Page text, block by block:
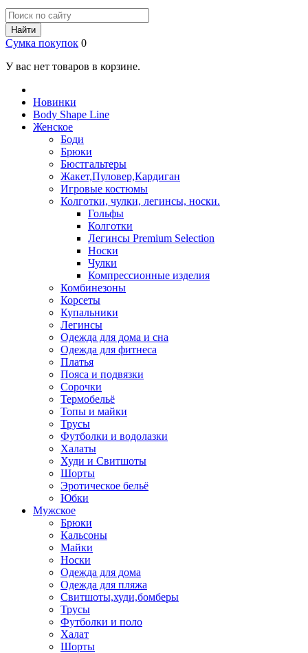
Найти
Сумка покупок 0
У вас нет товаров в корзине.
Новинки
Body Shape Line
Женское
Боди
Брюки
Бюстгальтеры
Жакет,Пуловер,Кардиган
Игровые костюмы
Колготки, чулки, легинсы, носки.
Гольфы
Колготки
Легинсы Premium Selection
Носки
Чулки
Компрессионные изделия
Комбинезоны
Корсеты
Купальники
Легинсы
Одежда для дома и сна
Одежда для фитнеса
Платья
Пояса и подвязки
Сорочки
Термобельё
Топы и майки
Трусы
Футболки и водолазки
Халаты
Худи и Свитшоты
Шорты
Эротическое бельё
Юбки
Мужское
Брюки
Кальсоны
Майки
Носки
Одежда для дома
Одежда для пляжа
Свитшоты,худи,бомберы
Трусы
Футболки и поло
Халат
Шорты